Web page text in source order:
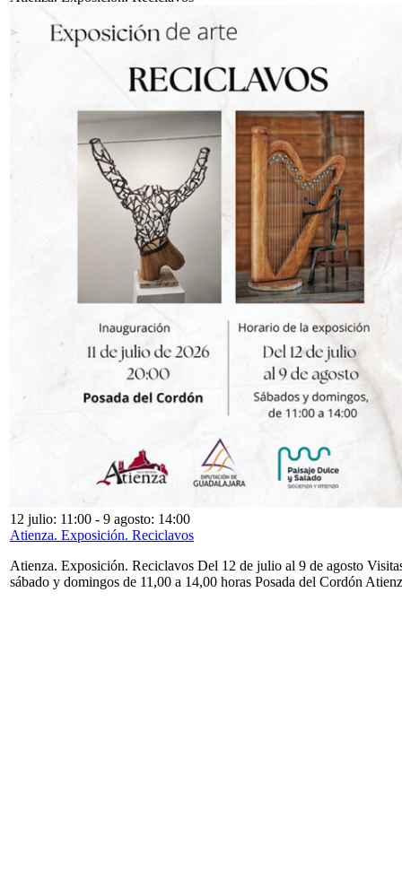
12 julio: 11:00 - 9 agosto: 14:00
Atienza. Exposición. Reciclavos
Atienza. Exposición. Reciclavos Del 12 de julio al 9 de agosto
sábado y domingos de 11,00 a 14,00 horas Posada del Cordón